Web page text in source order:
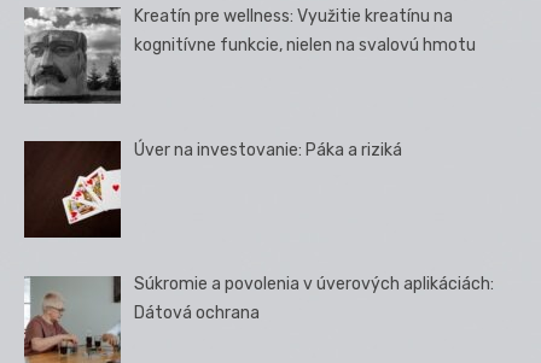
Kreatín pre wellness: Využitie kreatínu na
kognitívne funkcie, nielen na svalovú hmotu
Úver na investovanie: Páka a riziká
Súkromie a povolenia v úverových aplikáciách:
Dátová ochrana